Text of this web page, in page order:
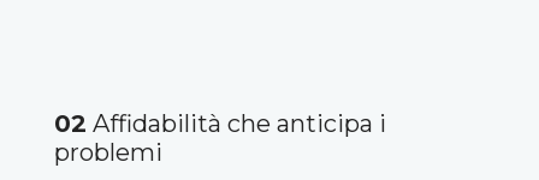
02 Affidabilità che anticipa i
problemi